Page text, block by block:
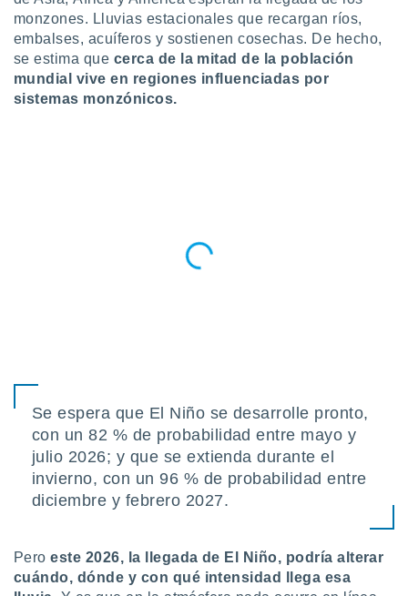
y
en
más
nuestra
de
sitio
En
que
el sitio
monzones. Lluvias estacionales que recargan ríos,
embalses, acuíferos y sostienen cosechas. De hecho,
se estima que cerca de la mitad de la población
mundial vive en regiones influenciadas por
sistemas monzónicos.
Se espera que El Niño se desarrolle pronto,
con un 82 % de probabilidad entre mayo y
julio 2026; y que se extienda durante el
invierno, con un 96 % de probabilidad entre
diciembre y febrero 2027.
Peroeste 2026, la llegada de El Niño, podría alterar
cuándo, dónde y con qué intensidad llega esa